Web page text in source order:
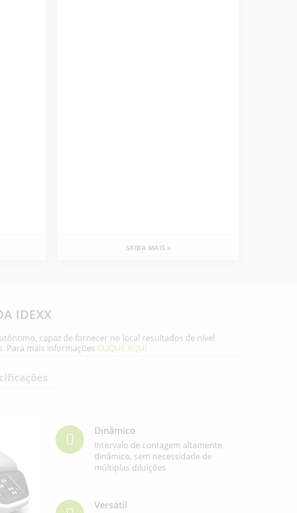
SAIBA MAIS »
IDEXX
capaz de fornecer no local resultados de nível
Para mais informações CLIQUE AQUI
Dinâmico
Intervalo de contagem altamente
dinâmico, sem necessidade de
múltiplas diluições
Versátil